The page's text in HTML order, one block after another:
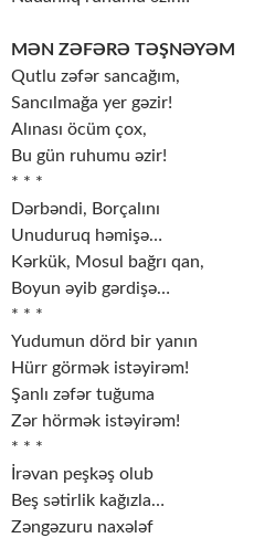
MƏN ZƏFƏRƏ TƏŞNƏYƏM
Qutlu zəfər sancağım,
Sancılmağa yer gəzir!
Alınası öcüm çox,
Bu gün ruhumu əzir!
* * *
Dərbəndi, Borçalını
Unuduruq həmişə…
Kərkük, Mosul bağrı qan,
Boyun əyib gərdişə…
* * *
Yudumun dörd bir yanın
Hürr görmək istəyirəm!
Şanlı zəfər tuğuma
Zər hörmək istəyirəm!
* * *
İrəvan peşkəş olub
Beş sətirlik kağızla…
Zəngəzuru naxələf